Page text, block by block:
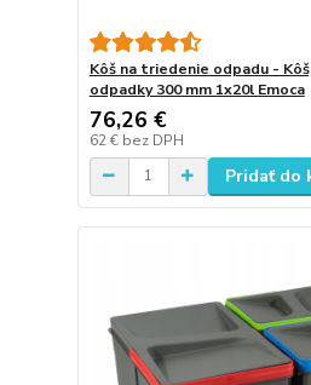
Kôš na triedenie odpadu -
odpadky 300 mm 1x20l Emoca
76,26 €
62 € bez DPH
Pridať do